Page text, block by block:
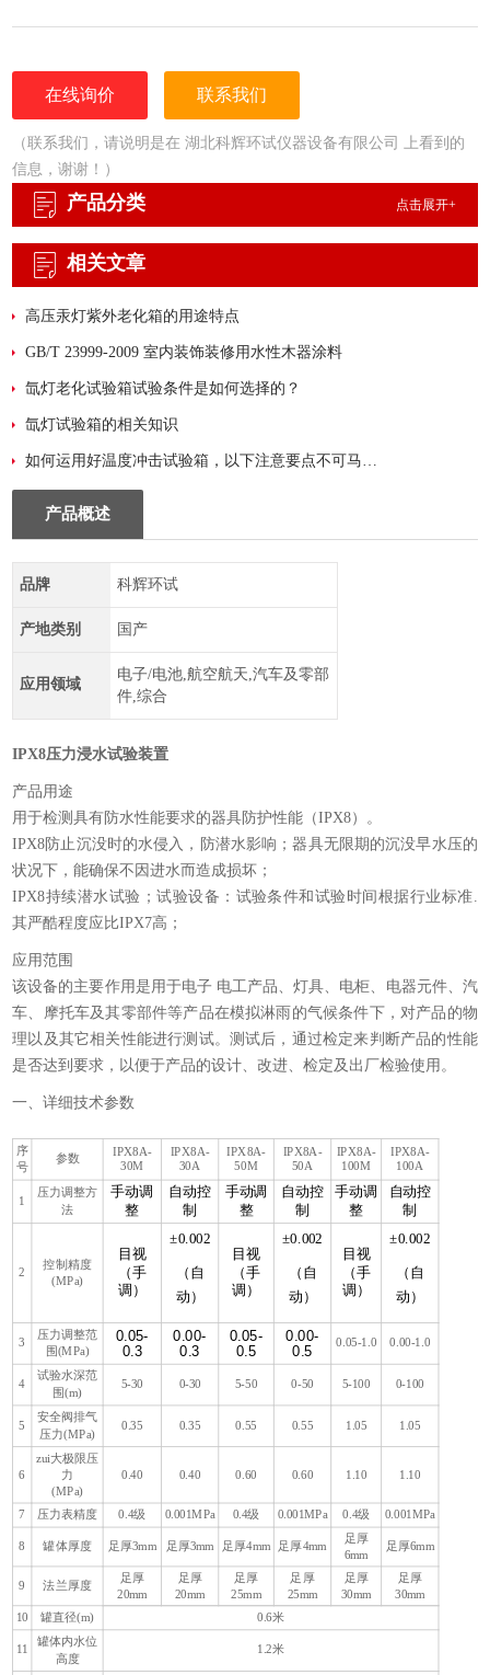
在线询价 联系我们
（联系我们，请说明是在 湖北科辉环试仪器设备有限公司 上看到的
信息，谢谢！）
产品分类 点击展开+
相关文章
高压汞灯紫外老化箱的用途特点
GB/T 23999-2009 室内装饰装修用水性木器涂料
氙灯老化试验箱试验条件是如何选择的？
氙灯试验箱的相关知识
如何运用好温度冲击试验箱，以下注意要点不可马虎！
产品概述
品牌 科辉环试
产地类别 国产
应用领域
电子/电池,航空航天,汽车及零部
件,综合
IPX8压力浸水试验装置
产品用途
用于检测具有防水性能要求的器具防护性能（IPX8）。
IPX8防止沉没时的水侵入，防潜水影响；器具无限期的沉没早水压的
状况下，能确保不因进水而造成损坏；
IPX8持续潜水试验；试验设备：试验条件和试验时间根据行业标准.
其严酷程度应比IPX7高；
应用范围
该设备的主要作用是用于电子 电工产品、灯具、电柜、电器元件、汽
车、摩托车及其零部件等产品在模拟淋雨的气候条件下，对产品的物
理以及其它相关性能进行测试。测试后，通过检定来判断产品的性能
是否达到要求，以便于产品的设计、改进、检定及出厂检验使用。
一、详细技术参数
序
号
参数
IPX8A-
30M
IPX8A-
30A
IPX8A-
50M
IPX8A-
50A
IPX8A-
100M
IPX8A-
100A
1
压力调整方
法
手动调
整
自动控
制
手动调
整
自动控
制
手动调
整
自动控
制
2 控制精度
(MPa)
目视
（手
调）
±0.002
（自
动）
目视
（手
调）
±0.002
（自
动）
目视
（手
调）
±0.002
（自
动）
3
压力调整范
围(MPa)
0.05-
0.3
0.00-
0.3
0.05-
0.5
0.00-
0.5
0.05-1.0 0.00-1.0
4
试验水深范
围(m)
5-30 0-30 5-50 0-50 5-100 0-100
5
安全阀排气
压力(MPa)
0.35 0.35 0.55 0.55 1.05 1.05
6
zui大极限压
力
(MPa)
0.40 0.40 0.60 0.60 1.10 1.10
7 压力表精度 0.4级 0.001MPa 0.4级 0.001MPa 0.4级 0.001MPa
8 罐体厚度 足厚3mm 足厚3mm 足厚4mm 足厚4mm 足厚
6mm
足厚6mm
9 法兰厚度
足厚
20mm
足厚
20mm
足厚
25mm
足厚
25mm
足厚
30mm
足厚
30mm
10
罐直径(m) 0.6米
11
罐体内水位
高度
1.2米